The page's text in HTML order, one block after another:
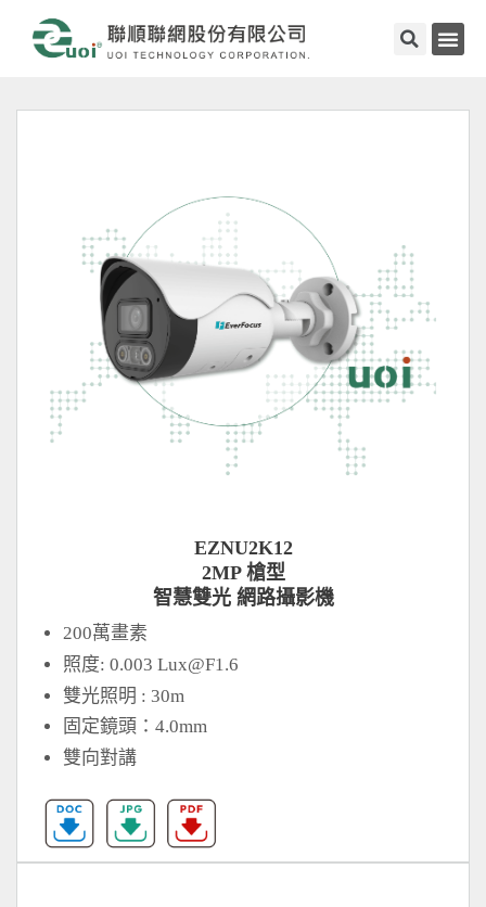
EZNU2K12
2MP 槍型
智慧雙光 網路攝影機
200萬畫素
照度: 0.003Lux@F1.6
雙光照明 : 30m
固定鏡頭：4.0mm
雙向對講